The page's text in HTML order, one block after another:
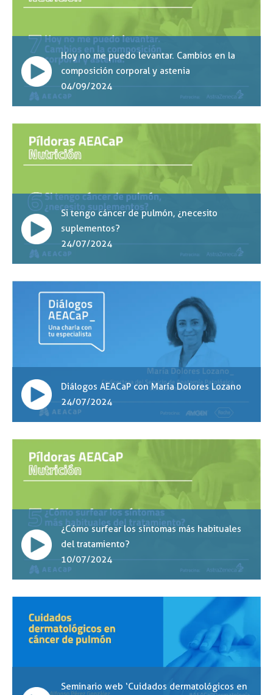
Hoy no me puedo levantar. Cambios en la
composición corporal y astenia
04/09/2024
Si tengo cáncer de pulmón, ¿necesito
suplementos?
24/07/2024
Diálogos AEACaP con María Dolores Lozano
24/07/2024
¿Cómo surfear los síntomas más habituales
del tratamiento?
10/07/2024
Seminario web ‘Cuidados dermatológicos en